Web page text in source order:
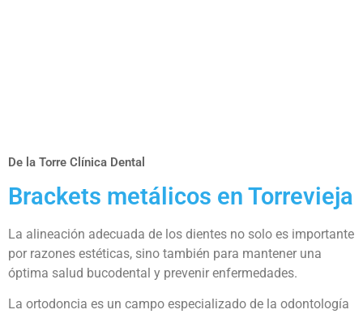
De la Torre Clínica Dental
Brackets metálicos en Torrevieja
La alineación adecuada de los dientes no solo es importante
por razones estéticas, sino también para mantener una
óptima salud bucodental y prevenir enfermedades.
La ortodoncia es un campo especializado de la odontología